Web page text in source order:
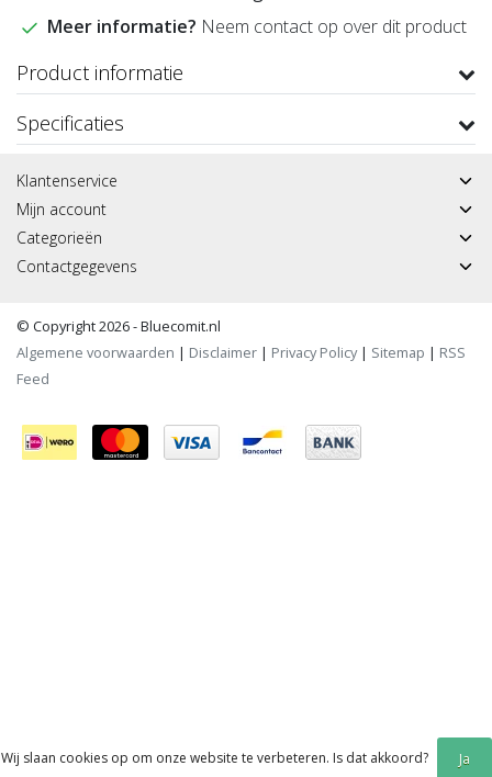
Meer informatie? Neem contact op over dit product
Product informatie
Specificaties
Klantenservice
Mijn account
Categorieën
Contactgegevens
© Copyright 2026 - Bluecomit.nl
Algemene voorwaarden | Disclaimer | Privacy Policy| Sitemap | RSS
Feed
Wij slaan cookies op om onze website te verbeteren. Is dat akkoord? Ja